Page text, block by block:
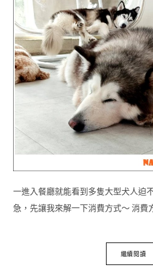
一進入餐廳就能看到多隻大型犬人迫
急，先讓我來解一下消費方式～ 消費
繼續閱讀